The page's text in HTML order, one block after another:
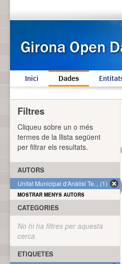
Inici Dades
Filtres
Cliqueu sobre un o més
termes de la llista següent
per filtrar els resultats.
AUTORS
Unitat Municipal d'Anàlisi Te... (1)
MOSTRAR MENYS AUTORS
CATEGORIES
No hi ha filtres per aquesta
cerca
ETIQUETES